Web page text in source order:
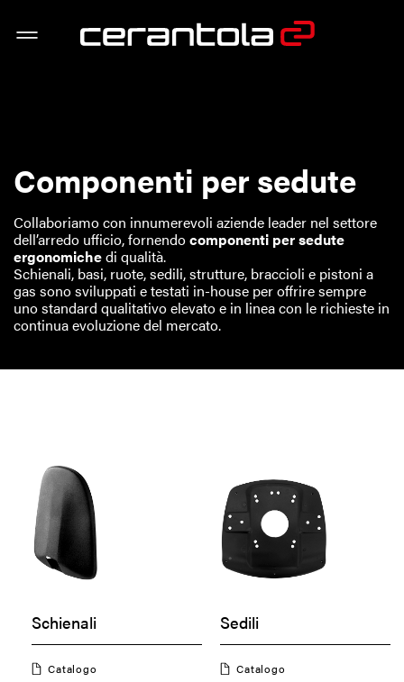
Componenti per sedute
Collaboriamo con innumerevoli aziende leader nel settore
dell’arredo ufficio, fornendocomponenti per sedute
ergonomichedi qualità.
Schienali, basi, ruote, sedili, strutture, braccioli e pistoni a
gas sono sviluppati e testati in-house per offrire sempre
uno standard qualitativo elevato e in linea con le richieste in
continua evoluzione del mercato.
Schienali
Catalogo
Sedili
Catalogo